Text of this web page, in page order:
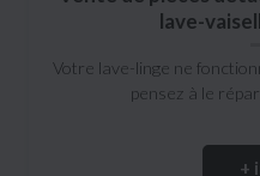
lave-
Votre lave-linge ne
pensez à le
+